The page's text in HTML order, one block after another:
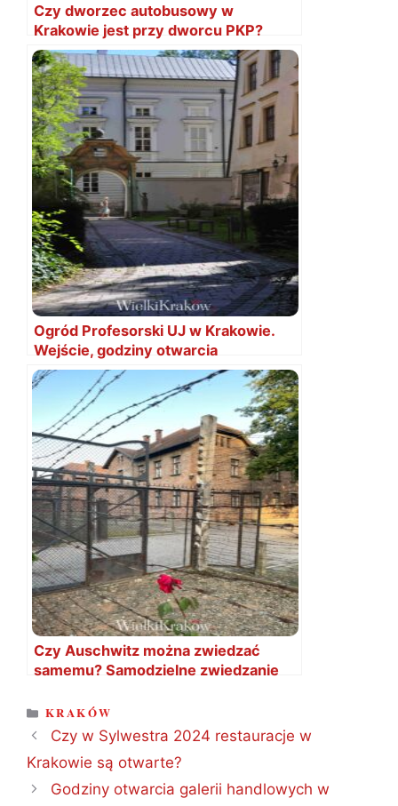
Czy dworzec autobusowy w
Krakowie jest przy dworcu PKP?
Ogród Profesorski UJ w Krakowie.
Wejście, godziny otwarcia
Czy Auschwitz można zwiedzać
samemu? Samodzielne zwiedzanie
KATEGORIE
KRAKÓW
Czy w Sylwestra 2024 restauracje w
Krakowie są otwarte?
Godziny otwarcia galerii handlowych w